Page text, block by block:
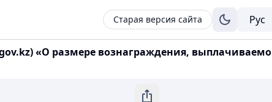
Старая версия сайта
«О размере вознаграждения,